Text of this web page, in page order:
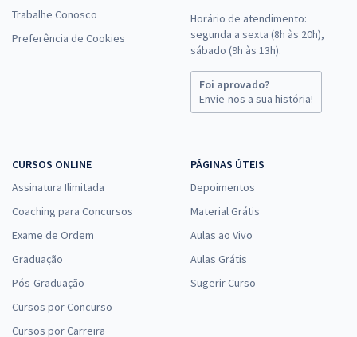
Trabalhe Conosco
Preferência de Cookies
Horário de atendimento:
segunda a sexta (8h às 20h),
sábado (9h às 13h).
Foi aprovado?
Envie-nos a sua história!
CURSOS ONLINE
Assinatura Ilimitada
Coaching para Concursos
Exame de Ordem
Graduação
Pós-Graduação
Cursos por Concurso
Cursos por Carreira
PÁGINAS ÚTEIS
Depoimentos
Material Grátis
Aulas ao Vivo
Aulas Grátis
Sugerir Curso